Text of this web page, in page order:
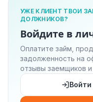
УЖЕ КЛИЕНТ ТВОИ
ДОЛЖНИКОВ?
Войдите в
Оплатите займ,
задолженность на
отзывы заемщиков